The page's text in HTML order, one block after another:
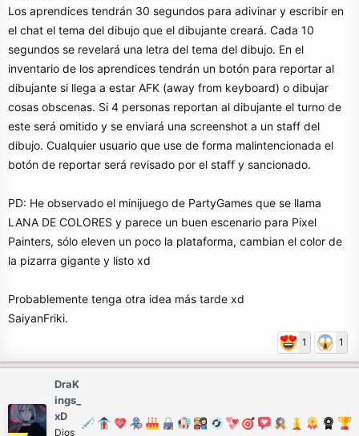
Los aprendices tendrán 30 segundos para adivinar y escribir en
el chat el tema del dibujo que el dibujante creará. Cada 10
segundos se revelará una letra del tema del dibujo. En el
inventario de los aprendices tendrán un botón para reportar al
dibujante si llega a estar AFK (away from keyboard) o dibujar
cosas obscenas. Si 4 personas reportan al dibujante el turno de
este será omitido y se enviará una screenshot a un staff del
dibujo. Cualquier usuario que use de forma malintencionada el
botón de reportar será revisado por el staff y sancionado.
PD: He observado el minijuego de PartyGames que se llama
LANA DE COLORES y parece un buen escenario para Pixel
Painters, sólo eleven un poco la plataforma, cambian el color de
la pizarra gigante y listo xd
Probablemente tenga otra idea más tarde xd
SaiyanFriki.
1 1
DraK
ings_
xD
Dios